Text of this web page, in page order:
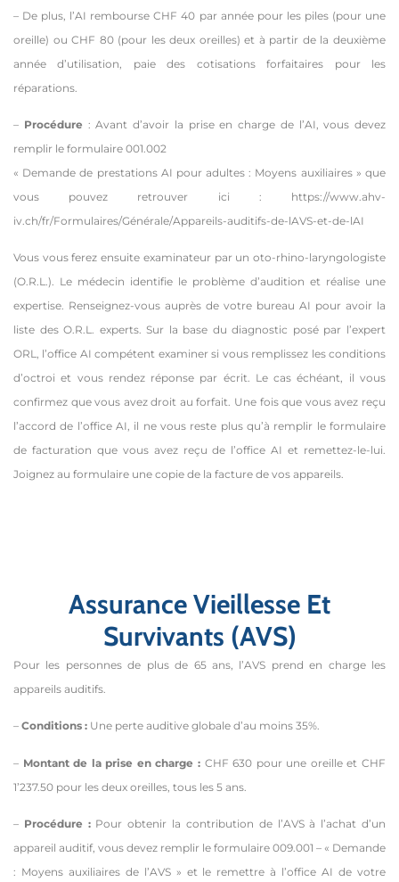
– De plus, l’AI rembourse CHF 40 par année pour les piles (pour une
oreille) ou CHF 80 (pour les deux oreilles) et à partir de la deuxième
année d’utilisation, paie des cotisations forfaitaires pour les
réparations.
– Procédure : Avant d’avoir la prise en charge de l’AI, vous devez
remplir le formulaire 001.002
« Demande de prestations AI pour adultes : Moyens auxiliaires » que
vous pouvez retrouver ici : https://www.ahv-
iv.ch/fr/Formulaires/Générale/Appareils-auditifs-de-lAVS-et-de-lAI
Vous vous ferez ensuite examinateur par un oto-rhino-laryngologiste
(O.R.L.). Le médecin identifie le problème d’audition et réalise une
expertise. Renseignez-vous auprès de votre bureau AI pour avoir la
liste des O.R.L. experts. Sur la base du diagnostic posé par l’expert
ORL, l’office AI compétent examiner si vous remplissez les conditions
d’octroi et vous rendez réponse par écrit. Le cas échéant, il vous
confirmez que vous avez droit au forfait. Une fois que vous avez reçu
l’accord de l’office AI, il ne vous reste plus qu’à remplir le formulaire
de facturation que vous avez reçu de l’office AI et remettez-le-lui.
Joignez au formulaire une copie de la facture de vos appareils.
Assurance Vieillesse Et
Survivants (AVS)
Pour les personnes de plus de 65 ans, l’AVS prend en charge les
appareils auditifs.
– Conditions : Une perte auditive globale d’au moins 35%.
– Montant de la prise en charge : CHF 630 pour une oreille et CHF
1’237.50 pour les deux oreilles, tous les 5 ans.
– Procédure :Pour obtenir la contribution de l’AVS à l’achat d’un
appareil auditif, vous devez remplir le formulaire 009.001 – « Demande
: Moyens auxiliaires de l’AVS » et le remettre à l’office AI de votre